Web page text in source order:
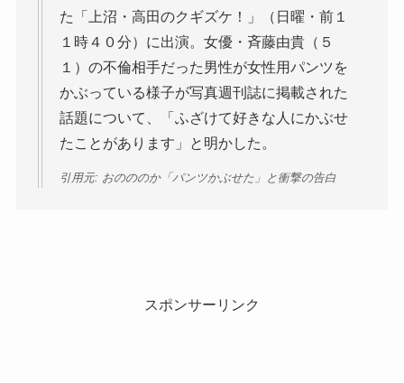
た「上沼・高田のクギズケ！」（日曜・前１
１時４０分）に出演。女優・斉藤由貴（５
１）の不倫相手だった男性が女性用パンツを
かぶっている様子が写真週刊誌に掲載された
話題について、「ふざけて好きな人にかぶせ
たことがあります」と明かした。
引用元: おのののか「パンツかぶせた」と衝撃の告白
スポンサーリンク